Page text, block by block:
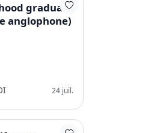
graduate
anglophone)
24 juil.